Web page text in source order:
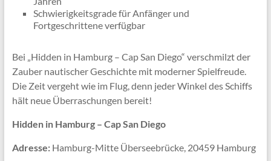
Schwierigkeitsgrade für Anfänger und
Fortgeschrittene verfügbar
Bei „Hidden in Hamburg – Cap San Diego“ verschmilzt der
Zauber nautischer Geschichte mit moderner Spielfreude.
Die Zeit vergeht wie im Flug, denn jeder Winkel des Schiffs
hält neue Überraschungen bereit!
Hidden in Hamburg – Cap San Diego
Adresse:Hamburg-Mitte Überseebrücke, 20459 Hamburg